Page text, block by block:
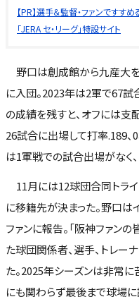
【PR】選手＆監督・ファンですす
「JERA セ・リーグ」特設サイト
野口は創成館から九産大を
に入団。2023年は2軍で67試
の成績を残すと、オフには支
26試合に出場して打率.189、
は1軍戦での試合出場がなく
11月には12球団合同トライ
に移籍先が決まった。野口は
ファンに報告。「阪神ファン
た球団関係者、選手、トレー
た。2025年シーズンは非常
にも関わらず最後まで球場